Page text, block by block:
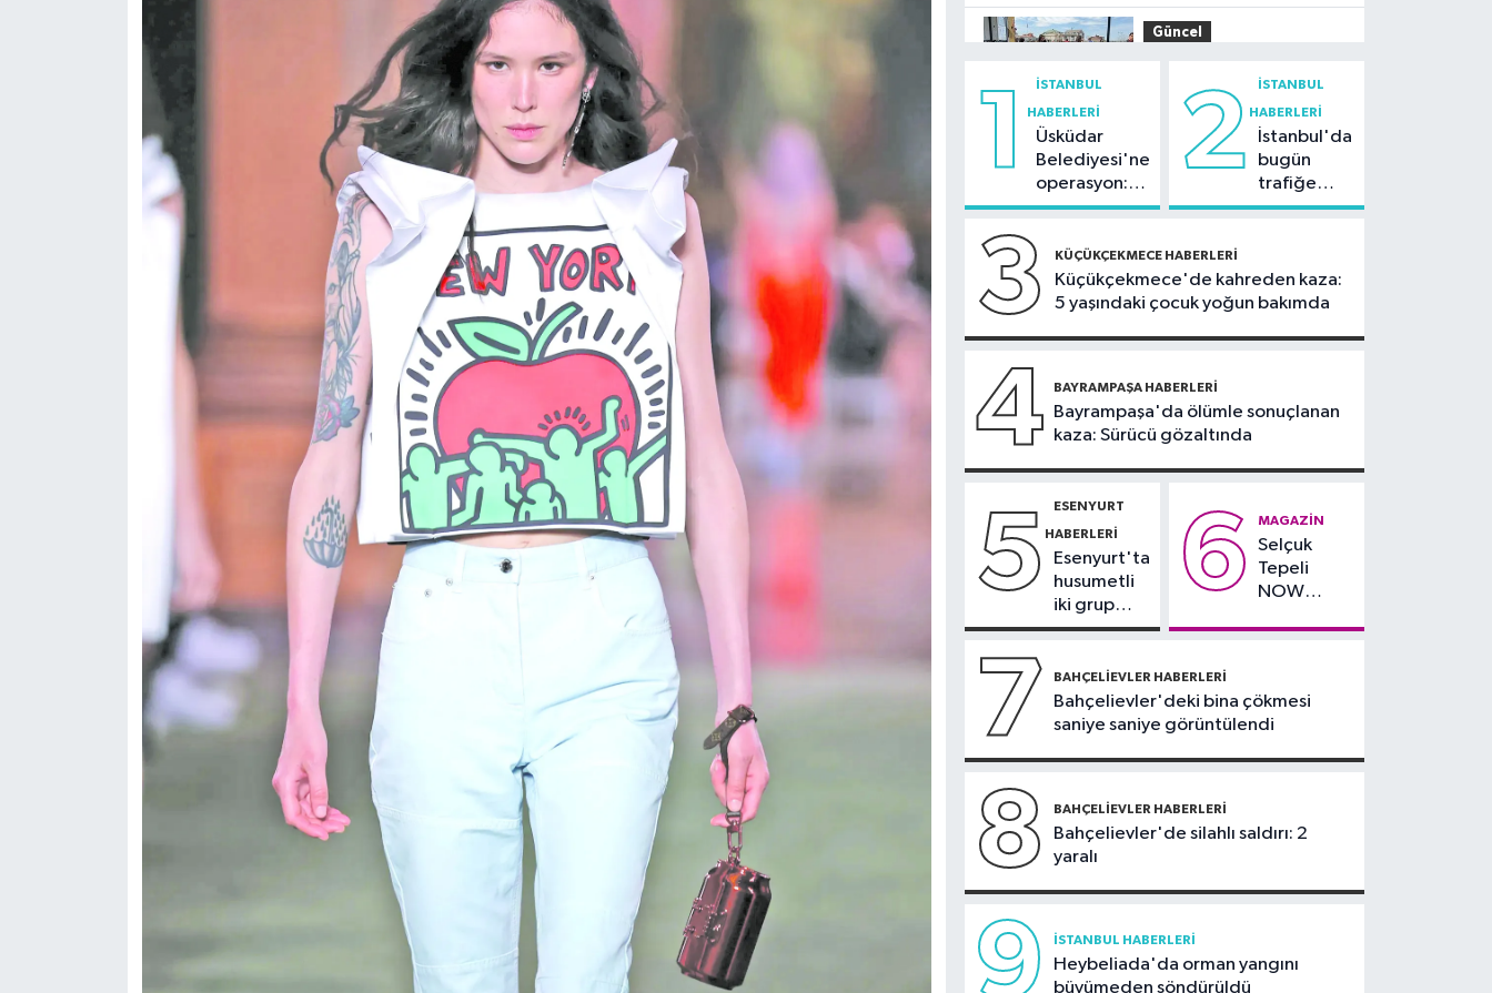
İstanbul Boğazı'ndan
geçişini tamamladı
Güncel
30 bin güvenlik görevlisi
alınacak
Güncel
10:51Orman
ekiplerinin dikkati
gözaltında
Güncel
10:20Marmaris
açıklarında deprem
09:36Ankara'da
değnekçilere
operasyon: 10 gözaltı
1 İSTANBUL
HABERLERI
Üsküdar
Belediyesi'ne
operasyon:
Sinem
tutuklama
talebi
2 İSTANBUL
HABERLERI
İstanbul'da
bugün
trafiğe
dikkat:
bazı yollar
kapatılacak
3 KÜÇÜKÇEKMECE HABERLERI
Küçükçekmece'de kahreden kaza:
5 yaşındaki çocuk yoğun bakımda
4 BAYRAMPAŞA HABERLERI
Bayrampaşa'da ölümle sonuçlanan
kaza: Sürücü gözaltında
5 ESENYURT
HABERLERI
Esenyurt'ta
husumetli
iki grup
arasında
kavga
6 MAGAZIN
Selçuk
Tepeli
NOW
7 BAHÇELIEVLER HABERLERI
Bahçelievler'deki bina çökmesi
saniye saniye görüntülendi
8 BAHÇELIEVLER HABERLERI
Bahçelievler'de silahlı saldırı: 2
yaralı
9 İSTANBUL HABERLERI
Heybeliada'da orman yangını
büyümeden söndürüldü